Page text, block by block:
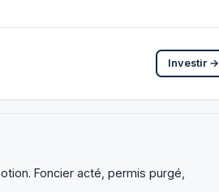
Investir →
Foncier acté, permis purgé,